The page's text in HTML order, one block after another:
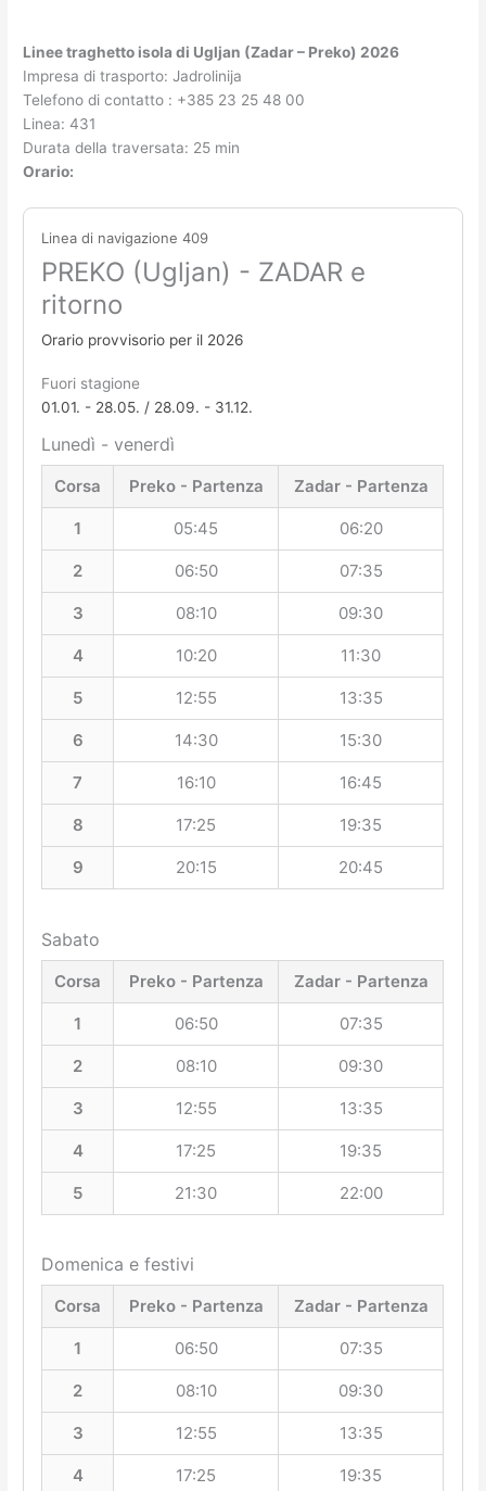
Linee traghetto isola di Ugljan (Zadar – Preko) 2026
Impresa di trasporto: Jadrolinija
Telefono di contatto : +385 23 25 48 00
Linea: 431
Durata della traversata: 25 min
Orario:
Linea di navigazione 409
PREKO (Ugljan) - ZADAR e
ritorno
Orario provvisorio per il 2026
Fuori stagione
01.01. - 28.05. / 28.09. - 31.12.
Lunedì - venerdì
Corsa Preko - Partenza Zadar - Partenza
1 05:45 06:20
2 06:50 07:35
3 08:10 09:30
4 10:20 11:30
5 12:55 13:35
6 14:30 15:30
7 16:10 16:45
8 17:25 19:35
9 20:15 20:45
Sabato
Corsa Preko - Partenza Zadar - Partenza
1 06:50 07:35
2 08:10 09:30
3 12:55 13:35
4 17:25 19:35
5 21:30 22:00
Domenica e festivi
Corsa Preko - Partenza Zadar - Partenza
1 06:50 07:35
2 08:10 09:30
3 12:55 13:35
4 17:25 19:35